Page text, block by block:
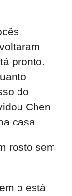
pronto.
do
Chen
casa.
rosto sem
o está